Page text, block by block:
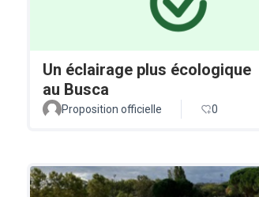
Un éclairage plus écologique
au Busca
Proposition officielle 0